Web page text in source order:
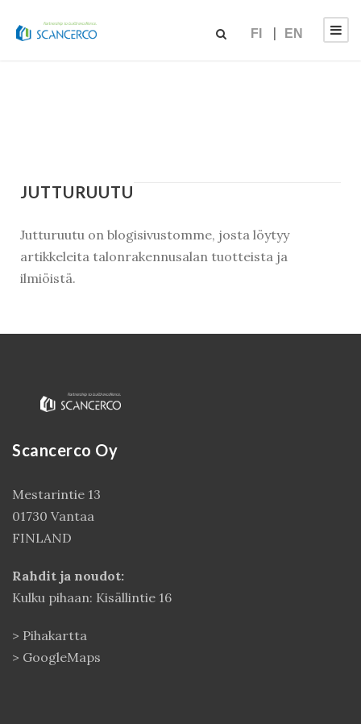
FI EN
JUTTURUUTU
Jutturuutu on blogisivustomme, josta löytyy
artikkeleita talonrakennusalan tuotteista ja
ilmiöistä.
Scancerco Oy
Mestarintie 13
01730 Vantaa
FINLAND
Rahdit ja noudot:
Kulku pihaan: Kisällintie 16
> Pihakartta
> GoogleMaps